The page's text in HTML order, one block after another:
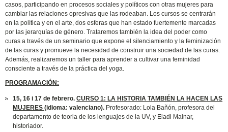
casos, participando en procesos sociales y políticos con otras mujeres para
cambiar las relaciones opresivas que las rodeaban. Los cursos se centrarán
en la política y en el arte, dos esferas que han estado fuertemente marcadas
por las jerarquías de género. Trataremos también la idea del poder como
curas a través de un seminario que expone el silenciamiento y la feminización
de las curas y promueve la necesidad de construir una sociedad de las curas.
Además, realizaremos un taller para aprender a cultivar una feminidad
consciente a través de la práctica del yoga.
PROGRAMACIÓN:
15, 16 i 17 de febrero.CURSO 1: LA HISTORIA TAMBIÉN LA HACEN LAS
MUJERES(idioma: valenciano). Profesorado: Lola Bañón, profesora del
departamento de teoria de los lenguajes de la UV, y Eladi Mainar,
historiador.